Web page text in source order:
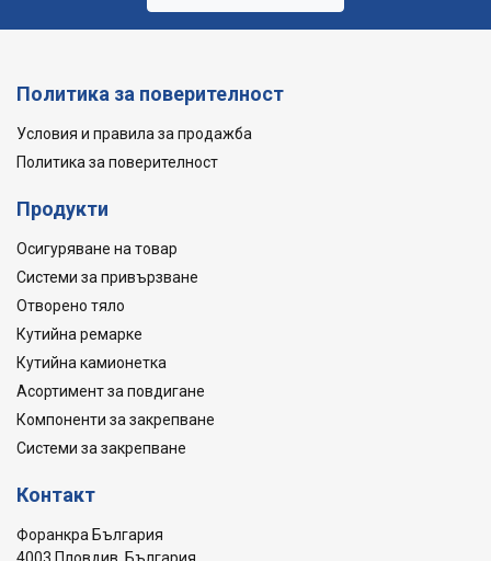
Политика за поверителност
Условия и правила за продажба
Политика за поверителност
Продукти
Осигуряване на товар
Системи за привързване
Отворено тяло
Кутийна ремарке
Кутийна камионетка
Асортимент за повдигане
Компоненти за закрепване
Системи за закрепване
Контакт
Форанкра България